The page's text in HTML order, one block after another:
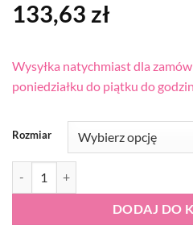
133,63 zł
Wysyłka natychmiast dla
poniedziałku do piątku do
Rozmiar
DODAJ DO